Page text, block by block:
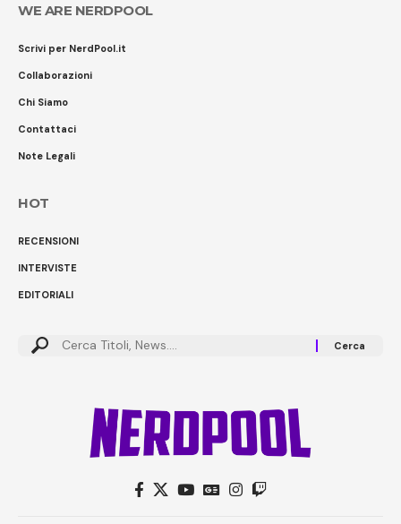
WE ARE NERDPOOL
Scrivi per NerdPool.it
Collaborazioni
Chi Siamo
Contattaci
Note Legali
HOT
RECENSIONI
INTERVISTE
EDITORIALI